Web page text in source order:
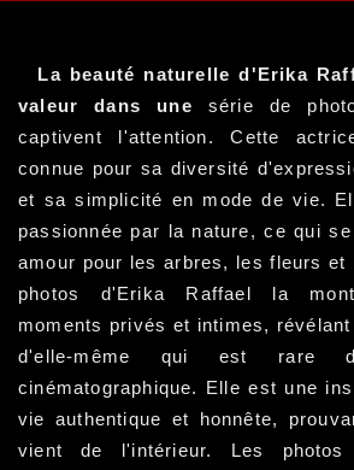
La beauté naturelle d'Erika
valeur dans une série de
captivent l'attention. Cette
connue pour sa diversité
et sa simplicité en mode de vie.
passionnée par la nature, ce qui
amour pour les arbres, les fleurs et
photos d'Erika Raffael la
moments privés et intimes,
d'elle-même qui est rare
cinématographique. Elle est une
vie authentique et honnête,
vient de l'intérieur. Les photos